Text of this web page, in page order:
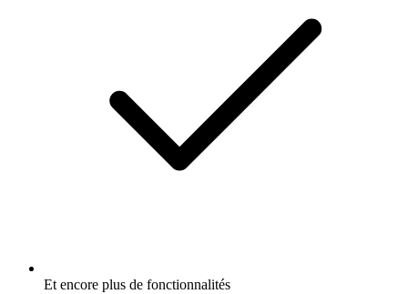
Et encore plus de fonctionnalités